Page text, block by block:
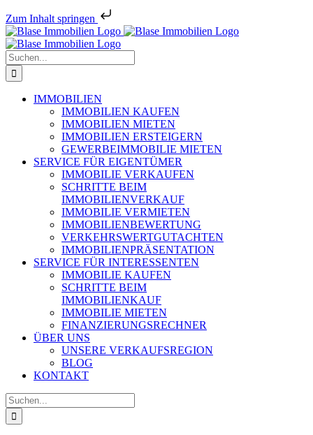
Zum Inhalt springen
Zum
Inhalt
springen
Suche
nach:
IMMOBILIEN
IMMOBILIEN KAUFEN
IMMOBILIEN MIETEN
IMMOBILIEN ERSTEIGERN
GEWERBEIMMOBILIE MIETEN
SERVICE FÜR EIGENTÜMER
IMMOBILIE VERKAUFEN
SCHRITTE BEIM
IMMOBILIENVERKAUF
IMMOBILIE VERMIETEN
IMMOBILIEN­BEWERTUNG
VERKEHRSWERT­GUTACHTEN
IMMOBILIEN­PRÄSENTATION
SERVICE FÜR INTERESSENTEN
IMMOBILIE KAUFEN
SCHRITTE BEIM
IMMOBILIENKAUF
IMMOBILIE MIETEN
FINANZIERUNGSRECHNER
ÜBER UNS
UNSERE VERKAUFSREGION
BLOG
KONTAKT
Suche
nach: